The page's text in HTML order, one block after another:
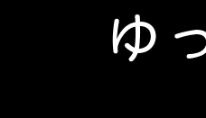
ゆ